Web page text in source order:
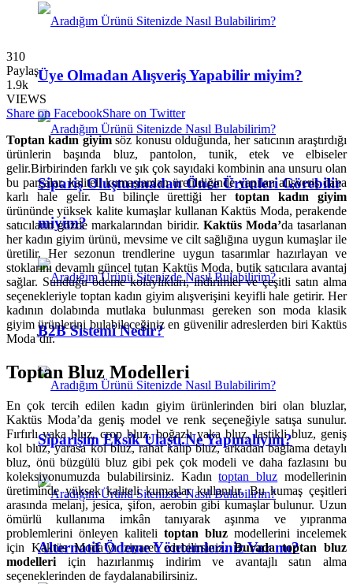
Üye Olmadan Alışveriş Yapabilir miyim?
Sipariş Oluşturmadan Önce Ürünleri Görebilir
miyim?
B2B Sistemi Nedir?
Siparişim Eksik Ulaştı.Ne Yapmalıyım?
Alternatif Ödeme Yöntemleriniz Var mı?
310
Paylaş
1.9k
VIEWS
Share on FacebookShare on Twitter
Toptan kadın giyimsöz konusu olduğunda, her satıcının araştırdığı
ürünlerin başında bluz, pantolon, tunik, etek ve elbiseler
gelir.Birbirinden farklı ve şık çok sayıdaki kombinin ana unsuru olan
bu parçalar, kaliteli kumaşlardan üretildiğinde yapılan alışveriş daha
karlı hale gelir. Bu bilinçle ürettiği hertoptan kadın giyim
ürününde yüksek kalite kumaşlar kullanan Kaktüs Moda, perakende
satıcıların gözde markalarından biridir. Kaktüs Moda’da tasarlanan
her kadın giyim ürünü, mevsime ve cilt sağlığına uygun kumaşlar ile
üretilir. Her sezonun trendlerine uygun tasarımlar hazırlayan ve
stoklarını devamlı güncel tutan Kaktüs Moda, butik satıcılara avantaj
sağlar. Sunduğu ödeme kolaylıkları, indirimler ve çeşitli satın alma
seçenekleriyle toptan kadın giyim alışverişini keyifli hale getirir. Her
kadının dolabında mutlaka bulunması gereken son moda klasik
giyim ürünlerini bulabileceğiniz en güvenilir adreslerden biri Kaktüs
Moda’dır.
Toptan Bluz Modelleri
En çok tercih edilen kadın giyim ürünlerinden biri olan bluzlar,
Kaktüs Moda’da geniş model ve renk seçeneğiyle satışa sunulur.
Fırfırlı yaka bluz, crop bluz, boğazlı yaka bluz, lastikli bluz, geniş
kol bluz, yarasa kol bluz, rahat kalıp bluz, arkadan bağlama detaylı
bluz, önü büzgülü bluz gibi pek çok modeli ve daha fazlasını bu
koleksiyonumuzda bulabilirsiniz. Kadıntoptan bluz modellerinin
üretiminde yüksek kaliteli kumaşlar kullanılır. Bu kumaş çeşitleri
arasında melanj, jesica, şifon, aerobin gibi kumaşlar bulunur. Uzun
ömürlü kullanıma imkân tanıyarak aşınma ve yıpranma
problemlerini önleyen kaliteli toptan bluz modellerini incelemek
için Kaktüs Moda’yı ziyaret edebilirsiniz.Burada toptan bluz
modelleri için hazırlanmış indirim ve avantajlı satın alma
seçeneklerinden de faydalanabilirsiniz.